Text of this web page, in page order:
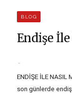
anlamına gelmez.
BLOG
Endişe İle
ENDİŞE İLE NASIL
son günlerde